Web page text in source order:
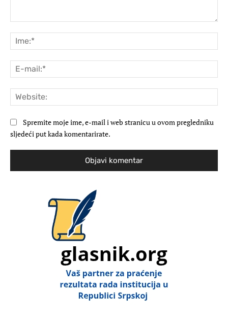
Spremite moje ime, e-mail i web stranicu u ovom pregledniku
sljedeći put kada komentarirate.